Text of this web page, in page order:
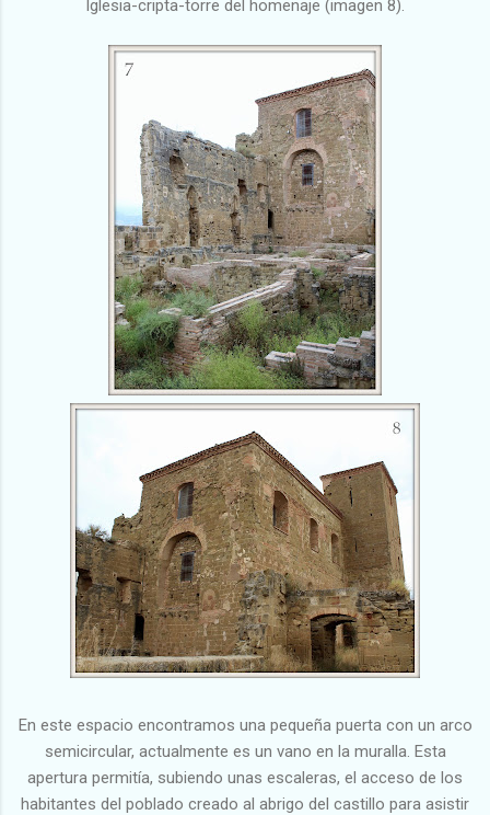
Iglesia-cripta-torre del homenaje (imagen 8).
En este espacio encontramos una pequeña puerta con un arco
semicircular, actualmente es un vano en la muralla. Esta
apertura permitía, subiendo unas escaleras, el acceso de los
habitantes del poblado creado al abrigo del castillo para asistir